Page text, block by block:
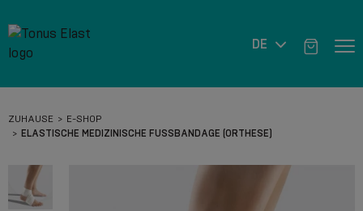
DE
ZUHAUSE
E-SHOP
ELASTISCHE MEDIZINISCHE FUSSBANDAGE (ORTHESE)